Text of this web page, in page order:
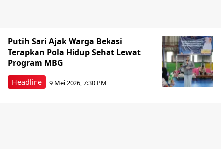
Headline
Putih Sari Ajak Warga Bekasi
Terapkan Pola Hidup Sehat Lewat
Program MBG
9 Mei 2026, 7:30 PM